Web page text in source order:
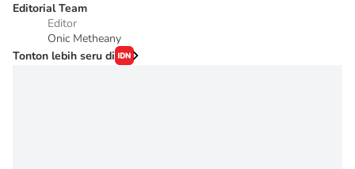
Editorial Team
Editor
Onic Metheany
Tonton lebih seru di